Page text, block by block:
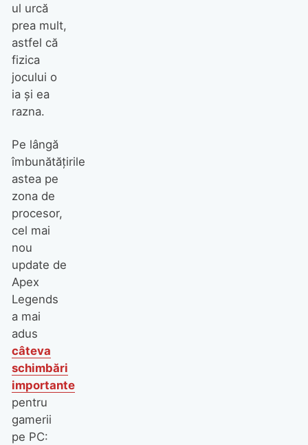
ul urcă
prea mult,
astfel că
fizica
jocului o
ia și ea
razna.
Pe lângă
îmbunătățirile
astea pe
zona de
procesor,
cel mai
nou
update de
Apex
Legends
a mai
adus
câteva
schimbări
importante
pentru
gamerii
pe PC: